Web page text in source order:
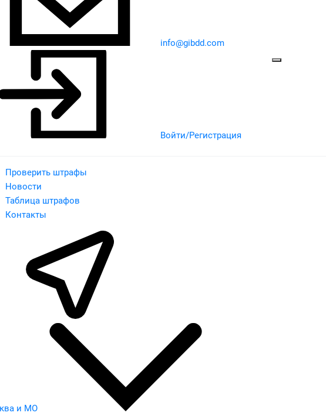
info@gibdd.com
Войти/Регистрация
Проверить штрафы
Новости
Таблица штрафов
Контакты
и МО